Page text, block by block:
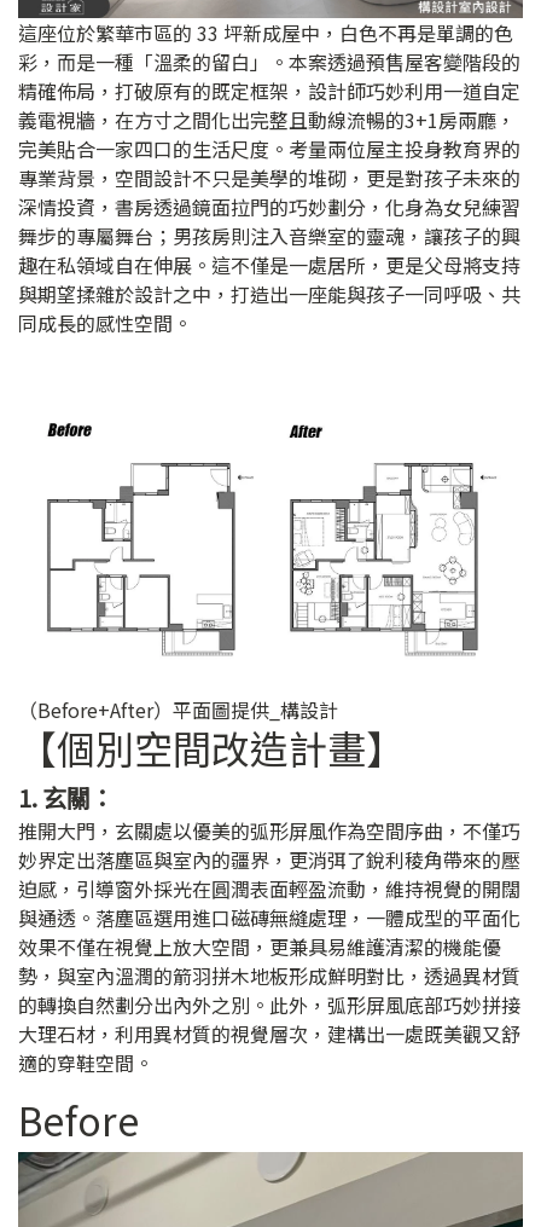
這座位於繁華市區的 33 坪新成屋中，白色不再是單調的色
彩，而是一種「溫柔的留白」。本案透過預售屋客變階段的
精確佈局，打破原有的既定框架，設計師巧妙利用一道自定
義電視牆，在方寸之間化出完整且動線流暢的3+1房兩廳，
完美貼合一家四口的生活尺度。考量兩位屋主投身教育界的
專業背景，空間設計不只是美學的堆砌，更是對孩子未來的
深情投資，書房透過鏡面拉門的巧妙劃分，化身為女兒練習
舞步的專屬舞台；男孩房則注入音樂室的靈魂，讓孩子的興
趣在私領域自在伸展。這不僅是一處居所，更是父母將支持
與期望揉雜於設計之中，打造出一座能與孩子一同呼吸、共
同成長的感性空間。
（Before+After）平面圖提供_構設計
【個別空間改造計畫】
1. 玄關：
推開大門，玄關處以優美的弧形屏風作為空間序曲，不僅巧
妙界定出落塵區與室內的疆界，更消弭了銳利稜角帶來的壓
迫感，引導窗外採光在圓潤表面輕盈流動，維持視覺的開闊
與通透。落塵區選用進口磁磚無縫處理，一體成型的平面化
效果不僅在視覺上放大空間，更兼具易維護清潔的機能優
勢，與室內溫潤的箭羽拼木地板形成鮮明對比，透過異材質
的轉換自然劃分出內外之別。此外，弧形屏風底部巧妙拼接
大理石材，利用異材質的視覺層次，建構出一處既美觀又舒
適的穿鞋空間。
Before